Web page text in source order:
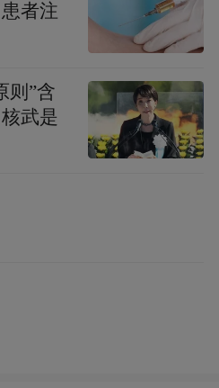
长郭明兴在致辞中表
者注
则”含
武是